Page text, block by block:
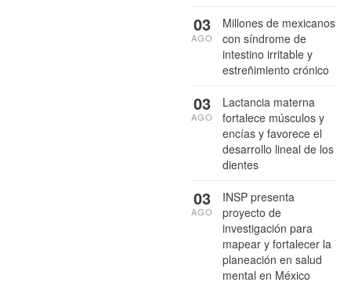
Millones de mexicanos
con síndrome de
intestino irritable y
estreñimiento crónico
03
AGO
Lactancia materna
fortalece músculos y
encías y favorece el
desarrollo lineal de los
dientes
03
AGO
INSP presenta
proyecto de
investigación para
mapear y fortalecer la
planeación en salud
mental en México
03
AGO